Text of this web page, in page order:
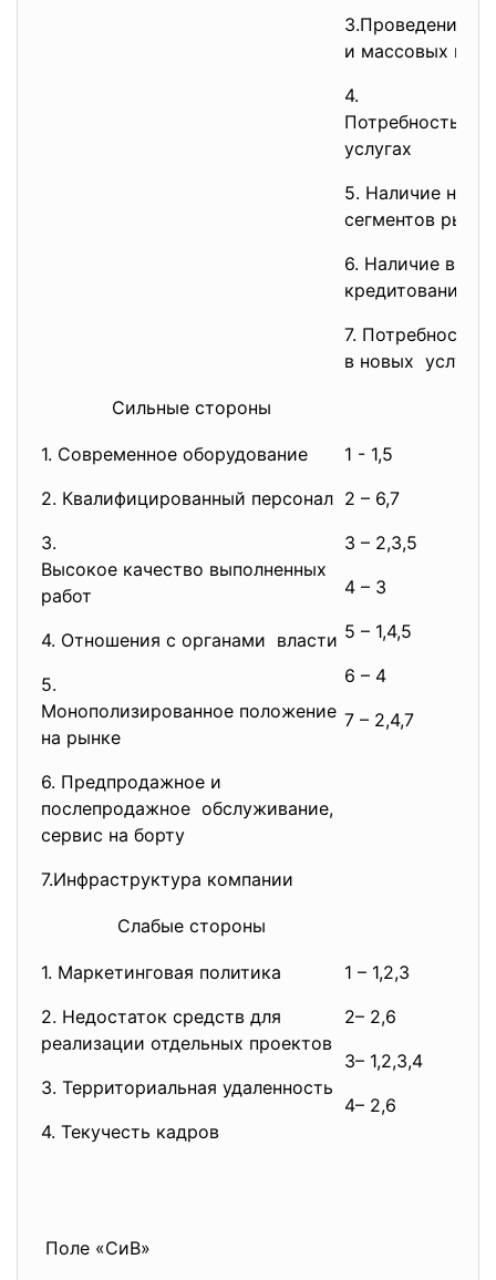
3.Проведение
и массовых
4.
Потребность в
услугах
5. Наличие
сегментов рынка
6. Наличие
кредитования
7. Потребность
в новых услугах
Сильные стороны
1. Современное оборудование
2. Квалифицированный персонал
3.
Высокое качество выполненных
работ
4. Отношения с органами власти
5.
Монополизированное положение
на рынке
6. Предпродажное и
послепродажное обслуживание,
сервис на борту
7.Инфраструктура компании
1 - 1,5
2 – 6,7
3 – 2,3,5
4 – 3
5 – 1,4,5
6 – 4
7 – 2,4,7
Слабые стороны
1. Маркетинговая политика
2. Недостаток средств для
реализации отдельных проектов
3. Территориальная удаленность
4. Текучесть кадров
1 – 1,2,3
2– 2,6
3– 1,2,3,4
4– 2,6
Поле «СиВ»